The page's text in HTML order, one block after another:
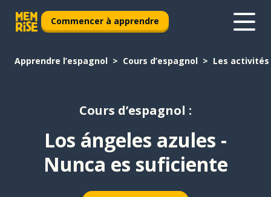
Commencer à apprendre
Apprendre l’espagnol Cours d’espagnol Les activités
Cours d’espagnol :
Los ángeles azules -
Nunca es suficiente